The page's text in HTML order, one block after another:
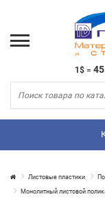
1$ =
Листовые пластики
Монолитный листовой